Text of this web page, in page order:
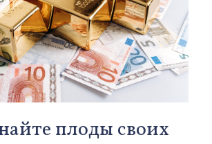
плоды своих